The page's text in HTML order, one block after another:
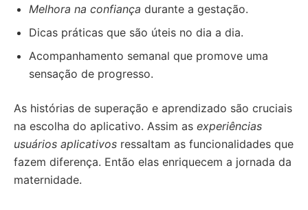
Melhora na confiança durante a gestação.
Dicas práticas que são úteis no dia a dia.
Acompanhamento semanal que promove uma
sensação de progresso.
As histórias de superação e aprendizado são cruciais
na escolha do aplicativo. Assim as experiências
usuários aplicativos ressaltam as funcionalidades que
fazem diferença. Então elas enriquecem a jornada da
maternidade.